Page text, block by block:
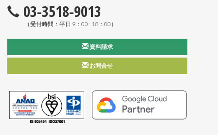
03-3518-9013
（受付時間：平日 9：00−18：00）
資料請求
お問合せ